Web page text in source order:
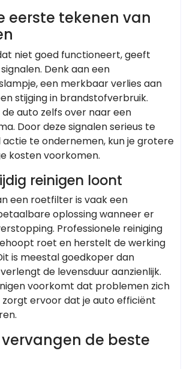
eerste tekenen van
niet goed functioneert, geeft
Denk aan een
een merkbaar verlies aan
stijging in brandstofverbruik.
auto zelfs over naar een
Door deze signalen serieus te
actie te ondernemen, kun je grotere
kosten voorkomen.
reinigen loont
een roetfilter is vaak een
oplossing wanneer er
Professionele reiniging
roet en herstelt de werking
is meestal goedkoper dan
de levensduur aanzienlijk.
voorkomt dat problemen zich
ervoor dat je auto efficiënt
de beste